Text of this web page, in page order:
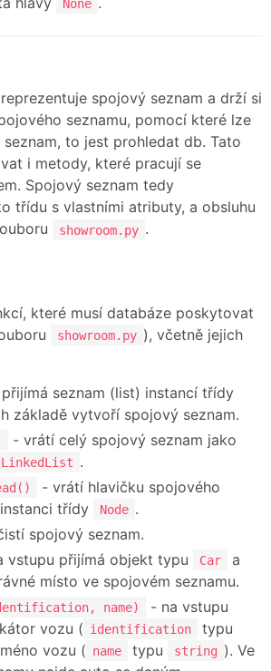
None
reprezentuje spojový seznam a drží si
seznamu, pomocí které lze
to jest prohledat db. Tato
i metody, které pracují se
Spojový seznam tedy
třídu s vlastními atributy, a obsluhu
showroom.py .
které musí databáze poskytovat
showroom.py ), včetně jejich
seznam (list) instancí třídy
základě vytvoří spojový seznam.
- vrátí celý spojový seznam jako
LinkedList .
- vrátí hlavičku spojového
třídy
Node .
spojový seznam.
vstupu přijímá objekt typu Car
a
místo ve spojovém seznamu.
name)
- na vstupu
vozu ( identification typu
vozu ( name typu string ). Ve